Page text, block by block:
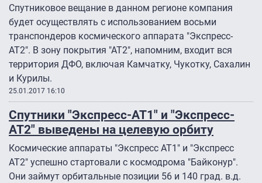
Спутниковое вещание в данном регионе компания
будет осуществлять с использованием восьми
транспондеров космического аппарата "Экспресс-
АТ2". В зону покрытия "АТ2", напомним, входит вся
территория ДФО, включая Камчатку, Чукотку, Сахалин
и Курилы.
25.01.2017 16:10
Спутники "Экспресс-АТ1" и "Экспресс-
АТ2" выведены на целевую орбиту
Космические аппараты "Экспресс АТ1" и "Экспресс
АТ2" успешно стартовали с космодрома "Байконур".
Они займут орбитальные позиции 56 и 140 град. в.д.